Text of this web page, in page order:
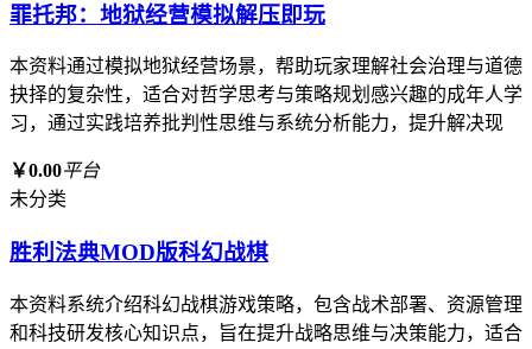
罪托邦：地狱经营模拟解压即玩
本资料通过模拟地狱经营场景，帮助玩家理解社会治理与道德
抉择的复杂性，适合对哲学思考与策略规划感兴趣的成年人学
习，通过实践培养批判性思维与系统分析能力，提升解决现
￥0.00平台
未分类
胜利法典MOD版科幻战棋
本资料系统介绍科幻战棋游戏策略，包含战术部署、资源管理
和科技研发核心知识点，旨在提升战略思维与决策能力，适合